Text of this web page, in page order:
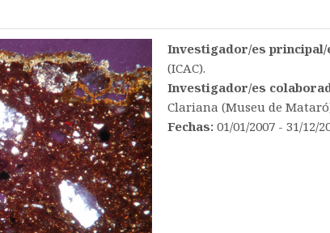
Investigador/es
(ICAC).
Investigador/es
Clariana (Museu de
Fechas:01/01/2007 - 31/12/